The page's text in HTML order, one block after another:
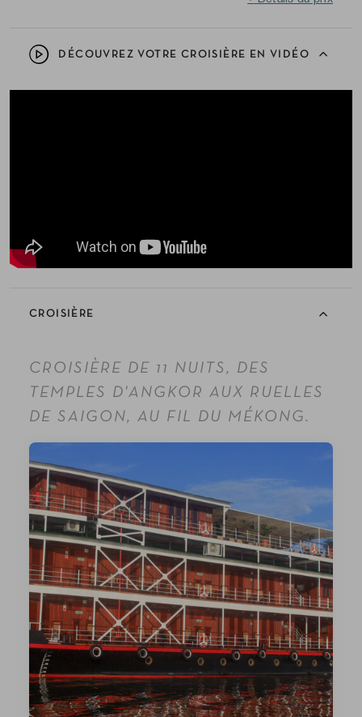
DÉCOUVREZ VOTRE CROISIÈRE EN VIDÉO
CROISIÈRE
CROISIÈRE DE 11 NUITS, DES
TEMPLES D'ANGKOR AUX RUELLES
DE SAIGON, AU FIL DU MÉKONG.